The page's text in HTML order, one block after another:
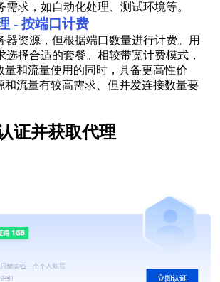
需求，如自动化处理、测试环境等。
- 按端口计费
器资源，但根据端口数量进行计费。用
选择合适的套餐。相较带宽计费模式，
量和流量使用的同时，具备更高性价
和流量有较高需求、但并发连接数量要
证并获取代理